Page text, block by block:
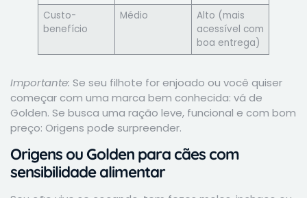
Custo-
benefício
Médio
Alto (mais
acessível com
boa entrega)
Importante: Se seu filhote for enjoado ou você quiser
começar com uma marca bem conhecida: vá de
Golden. Se busca uma ração leve, funcional e com bom
preço: Origens pode surpreender.
Origens ou Golden para cães com
sensibilidade alimentar